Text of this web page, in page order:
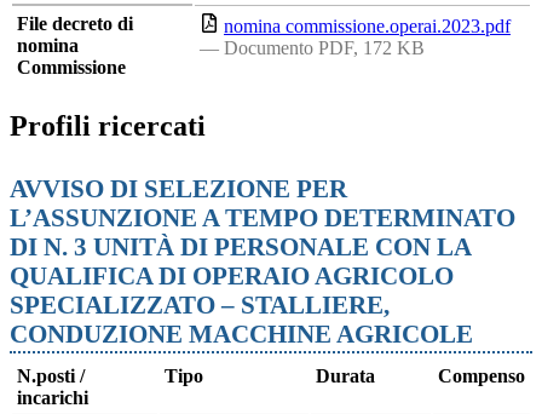
File decreto di
nomina
Commissione
nomina commissione.operai.2023.pdf
— Documento PDF, 172 KB
Profili ricercati
AVVISO DI SELEZIONE PER
L’ASSUNZIONE A TEMPO DETERMINATO
DI N. 3 UNITÀ DI PERSONALE CON LA
QUALIFICA DI OPERAIO AGRICOLO
SPECIALIZZATO – STALLIERE,
CONDUZIONE MACCHINE AGRICOLE
N.posti /
incarichi
Tipo Durata Compenso